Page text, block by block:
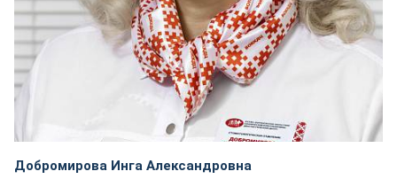
Добромирова Инга Александровна